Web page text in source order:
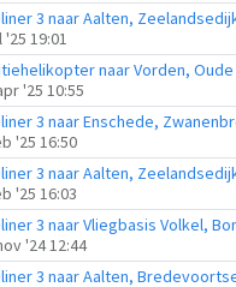
3 naar Aalten,
'25 19:01
'25 10:55
3 naar Enschede,
'25 16:50
3 naar Aalten,
'25 16:03
'24 12:44